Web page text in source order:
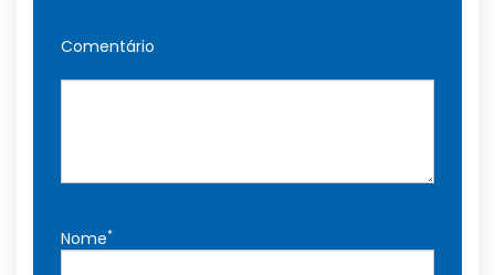
Comentário
Nome*